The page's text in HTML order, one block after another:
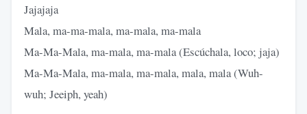
Jajajaja
Mala, ma-ma-mala, ma-mala, ma-mala
Ma-Ma-Mala, ma-mala, ma-mala (Escúchala, loco; jaja)
Ma-Ma-Mala, ma-mala, ma-mala, mala, mala (Wuh-
wuh; Jeeiph, yeah)